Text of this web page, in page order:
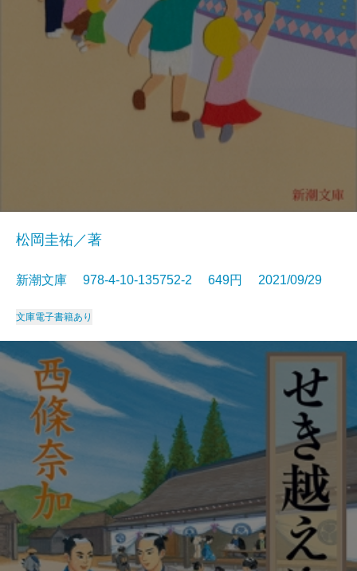
松岡圭祐／著
新潮文庫 978-4-10-135752-2 649円 2021/09/29
文庫電子書籍あり